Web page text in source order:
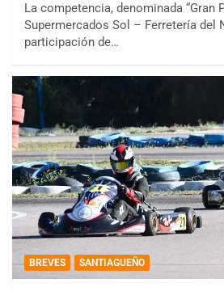
La competencia, denominada “Gran
Supermercados Sol – Ferretería del
participación de…
BREVES SANTIAGUEÑO